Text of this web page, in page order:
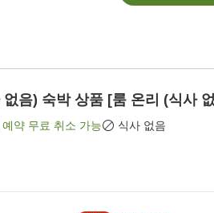
음) 숙박 상품 [룸 온리 (식사
예약 무료 취소 가능 식사 없음